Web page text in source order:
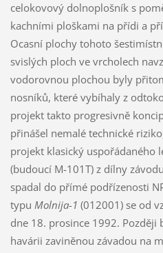
celokovový dolnoplošník s
kachními ploškami na přídi a
Ocasní plochy tohoto
svislých ploch ve vrcholech
vodorovnou plochou byly
nosníků, které vybíhaly z
projekt takto progresivně
přinášel nemalé technické
projekt klasický uspořádaného
(budoucí M-101T) z dílny
spadal do přímé podřízenosti
typu Molnija-1 (012001) se od
dne 18. prosince 1992.
havárii zaviněnou závadou na